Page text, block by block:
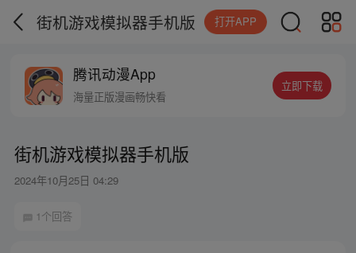
街机游戏模拟器手机版 打开APP
腾讯动漫App
海量正版漫画畅快看
立即下载
街机游戏模拟器手机版
2024年10月25日 04:29
1个回答